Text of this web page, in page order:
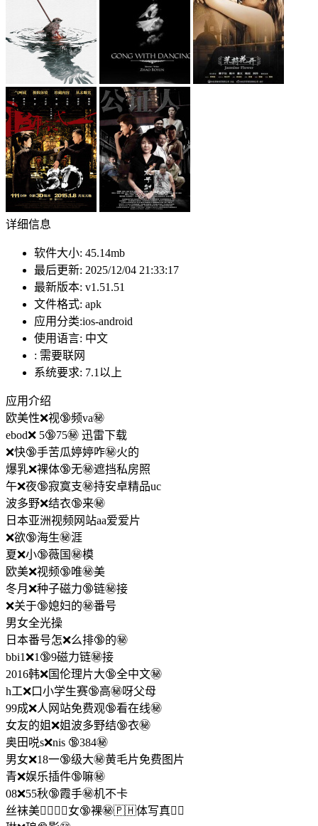
详细信息
软件大小: 45.14mb
最后更新: 2025/12/04 21:33:17
最新版本: v1.51.51
文件格式: apk
应用分类:ios-android
使用语言: 中文
: 需要联网
系统要求: 7.1以上
应用介绍
欧美性❌视🔞频va㊙️
ebod❌ 5🔞75㊙️ 迅雷下载
❌快🔞手苦瓜婷婷咋㊙️火的
爆乳❌裸体🔞无㊙️遮挡私房照
午❌夜🔞寂寞支㊙️持安卓精品uc
波多野❌结衣🔞来㊙️
日本亚洲视频网站aa爱爱片
❌欲🔞海生㊙️涯
夏❌小🔞薇国㊙️模
欧美❌视频🔞唯㊙️美
冬月❌种子磁力🔞链㊙️接
❌关于🔞媳妇的㊙️番号
男女全光操
日本番号怎❌么排🔞的㊙️
bbi1❌1🔞9磁力链㊙️接
2016韩❌国伦理片大🔞全中文㊙️
h工❌口小学生赛🔞高㊙️呀父母
99成❌人网站免费观🔞看在线㊙️
女友的姐❌姐波多野结🔞衣㊙️
奥田哾s❌nis 🔞384㊙️
男女❌18一🔞级大㊙️黄毛片免费图片
青❌娱乐插件🔞嘛㊙️
08❌55秋🔞霞手㊙️机不卡
丝袜美🦸🏼‍♀❌女🔞裸㊙️🇵🇭体写真🙋‍♀️